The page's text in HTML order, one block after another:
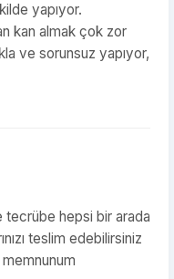
yapıyor.
kan almak çok zor
ve sorunsuz yapıyor,
tecrübe hepsi bir arada
teslim edebilirsiniz